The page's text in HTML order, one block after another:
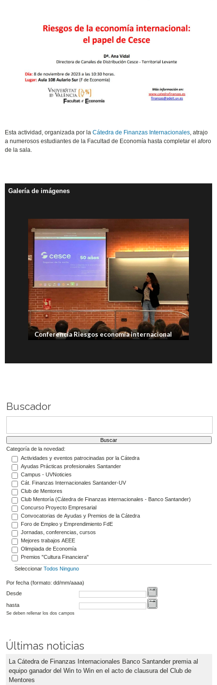
Esta actividad, organizada por laCátedra de Finanzas Internacionales, atrajo
a numerosos estudiantes de la Facultad de Economía hasta completar el aforo
de la sala.
Galería de imágenes
Conferencia Riesgos economía internacional
Buscador
Categoría de la novedad:
Actividades y eventos patrocinadas por la Cátedra
Ayudas Prácticas profesionales Santander
Campus - UVNoticies
Cát. Finanzas Internacionales Santander-UV
Club de Mentores
Club Mentoría (Cátedra de Finanzas internacionales - Banco Santander)
Concurso Proyecto Empresarial
Convocatorias de Ayudas y Premios de la Cátedra
Foro de Empleo y Emprendimiento FdE
Jornadas, conferencias, cursos
Mejores trabajos AEEE
Olimpiada de Economía
Premios "Cultura Financiera"
Seleccionar Todos Ninguno
Por fecha (formato: dd/mm/aaaa)
Desde
hasta
Se deben rellenar los dos campos
Últimas noticias
La Cátedra de Finanzas Internacionales Banco Santander premia al
equipo ganador del Win to Win en el acto de clausura del Club de
Mentores